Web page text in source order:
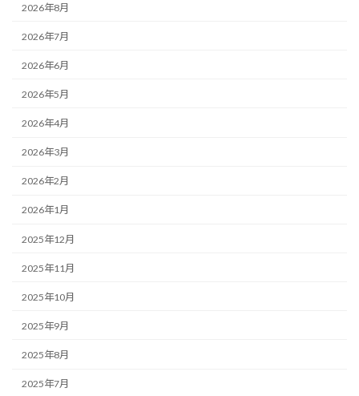
2026年8月
2026年7月
2026年6月
2026年5月
2026年4月
2026年3月
2026年2月
2026年1月
2025年12月
2025年11月
2025年10月
2025年9月
2025年8月
2025年7月